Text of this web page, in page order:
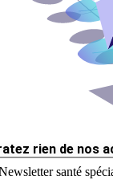
rien de nos
santé